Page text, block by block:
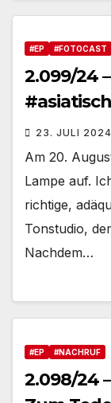
#EP #FOTOCAST
2.099/24
23. JULI 2024
Am 20.
Lampe auf.
richtige,
Tonstudio,
Nachdem…
#EP #NACHRUF
2.098/24